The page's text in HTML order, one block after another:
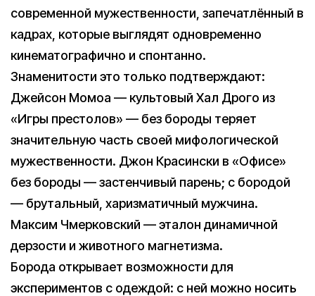
современной мужественности, запечатлённый в
кадрах, которые выглядят одновременно
кинематографично и спонтанно.
Знаменитости это только подтверждают:
Джейсон Момоа — культовый Хал Дрого из
«Игры престолов» — без бороды теряет
значительную часть своей мифологической
мужественности. Джон Красински в «Офисе»
без бороды — застенчивый парень; с бородой
— брутальный, харизматичный мужчина.
Максим Чмерковский — эталон динамичной
дерзости и животного магнетизма.
Борода открывает возможности для
экспериментов с одеждой: с ней можно носить